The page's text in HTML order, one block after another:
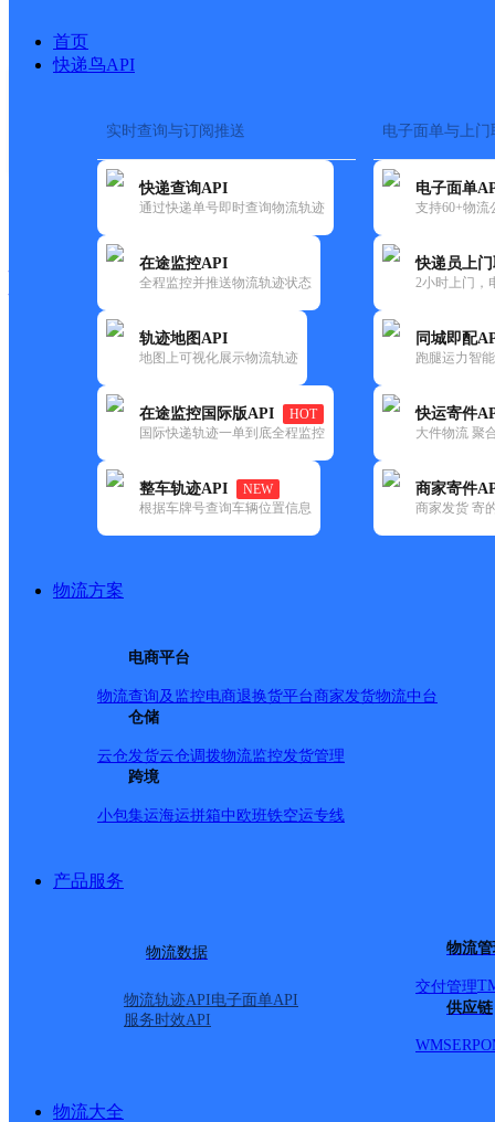
首页
快递鸟API
实时查询与订阅推送
快递查询API
通过快递单号即时查询物流轨迹
在途监控API
全程监控并推送物流轨迹状态
轨迹地图API
地图上可视化展示物流轨迹
在途监控国际版API
HOT
国际快递轨迹一单到底全程监控
整车轨迹API
NEW
根据车牌号查询车辆位置信息
电子面单与上门
电子面单
支持60+物流
快递员上
2小时上门，
同城即配
跑腿运力智
快运寄件
大件物流 聚
商家寄件
商家发货 寄
物流方案
电商平台
物流查询及监控电商退换货平台商家发货物流中台
仓储
云仓发货云仓调拨物流监控发货管理
跨境
小包集运海运拼箱中欧班铁空运专线
产品服务
物流数据
物流轨迹API电子面单API
服务时效API
物流
交付管理
供应链
WMSERP
物流大全
快运大全 快递时效
韵达
河北衡水公司河东分部
更新时间：2022-07-14 00:00:00
所属快递：韵达速递
所属区域：河北省-衡水市-桃城区
网点地址：河北省衡水市桃城区红旗大街与南外环交叉口
网点负责人：
属院；永兴路中房家属院；赵庄回迁楼；金山酒店；烟草
店；干马桥南；干马村；未来大厦；水岸明珠；知春家园
外环酒厂家属院；二白酒厂；九州啤酒厂；奥体中心；防